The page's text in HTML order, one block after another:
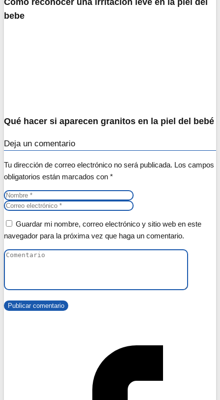
bebe
Qué hacer si aparecen granitos en la piel del bebé
Deja un comentario
Tu dirección de correo electrónico no será publicada. Los campos
obligatorios están marcados con *
Guardar mi nombre, correo electrónico y sitio web en este
navegador para la próxima vez que haga un comentario.